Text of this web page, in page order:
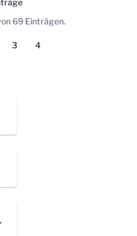
Pro Seite
69 Einträgen.
Seite
3 Seite
4